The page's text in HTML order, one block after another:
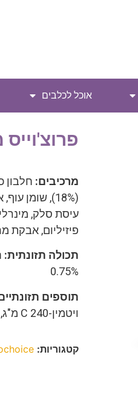
אוכל לכלבים
מרכיבים:
עיסת סלק,
פיזיליום, אבקת
תכולה תזונתית:
0.75%
תוספים
ויטמין-C 240 מ"ג, גלוקוזמין 1000 מ"ג, כונדרויטין 700 מ"ג
קטגוריות: